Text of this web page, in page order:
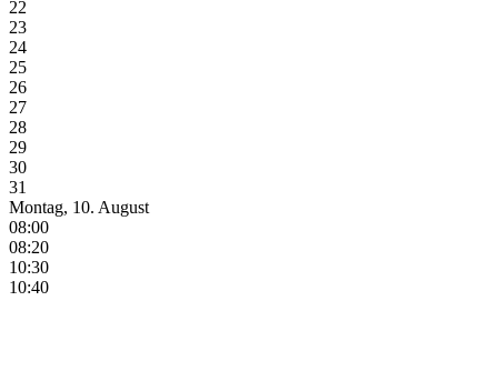
22
23
24
25
26
27
28
29
30
31
Montag, 10. August
08:00
08:20
10:30
10:40